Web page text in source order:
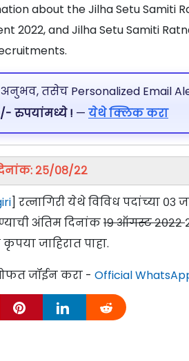
about the Jilha Setu Samiti
2022, and Jilha Setu Samiti
तसेच Personalized Email
रुपयांमध्ये ! — येथे क्लिक करा
२५/०८/२२
] रत्नागिरी येथे विविध पदांच्या ०३
अंतिम दिनांक१९ ऑगस्ट २०२२
जाहिरात पाहा.
जॉईन करा - Official